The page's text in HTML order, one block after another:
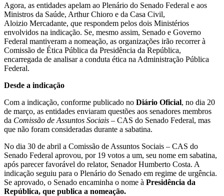
Agora, as entidades apelam ao Plenário do Senado Federal e aos
Ministros da Saúde, Arthur Chioro e da Casa Civil,
Aloizio Mercadante, que respondem pelos dois Ministérios
envolvidos na indicação. Se, mesmo assim, Senado e Governo
Federal mantiveram a nomeação, as organizações irão recorrer à
Comissão de Ética Pública da Presidência da República,
encarregada de analisar a conduta ética na Administração Pública
Federal.
Desde a indicação
Com a indicação, conforme publicado no Diário Oficial, no dia 20
de março, as entidades enviaram questões aos senadores membros
da Comissão de Assuntos Sociais – CAS do Senado Federal, mas
que não foram consideradas durante a sabatina.
No dia 30 de abril a Comissão de Assuntos Sociais – CAS do
Senado Federal aprovou, por 19 votos a um, seu nome em sabatina,
após parecer favorável do relator, Senador Humberto Costa. A
indicação seguiu para o Plenário do Senado em regime de urgência.
Se aprovado, o Senado encaminha o nome à Presidência da
República, que publica a nomeação.